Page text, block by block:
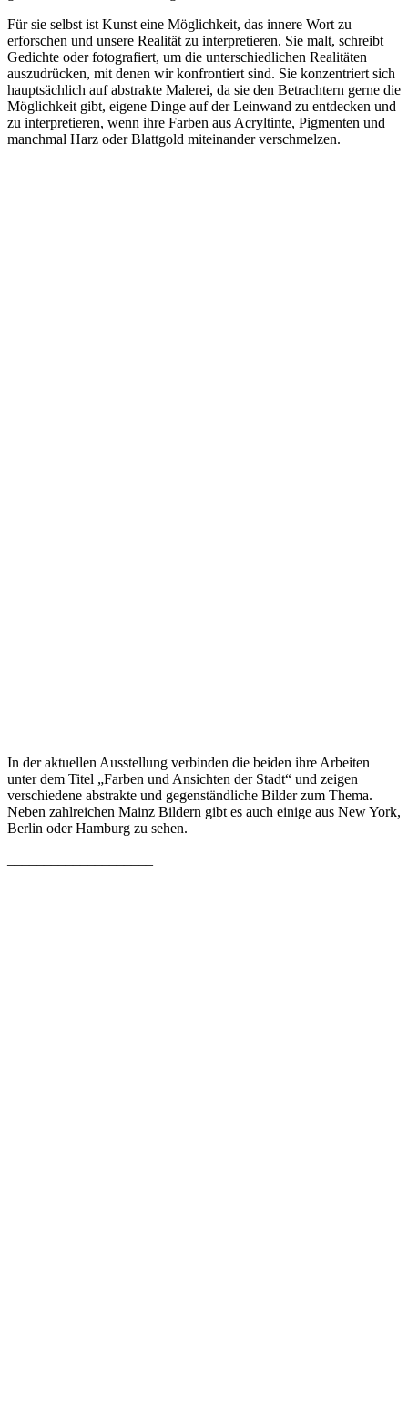
Für sie selbst ist Kunst eine Möglichkeit, das innere Wort zu
erforschen und unsere Realität zu interpretieren. Sie malt, schreibt
Gedichte oder fotografiert, um die unterschiedlichen Realitäten
auszudrücken, mit denen wir konfrontiert sind. Sie konzentriert sich
hauptsächlich auf abstrakte Malerei, da sie den Betrachtern gerne die
Möglichkeit gibt, eigene Dinge auf der Leinwand zu entdecken und
zu interpretieren, wenn ihre Farben aus Acryltinte, Pigmenten und
manchmal Harz oder Blattgold miteinander verschmelzen.
In der aktuellen Ausstellung verbinden die beiden ihre Arbeiten
unter dem Titel „Farben und Ansichten der Stadt“ und zeigen
verschiedene abstrakte und gegenständliche Bilder zum Thema.
Neben zahlreichen Mainz Bildern gibt es auch einige aus New York,
Berlin oder Hamburg zu sehen.